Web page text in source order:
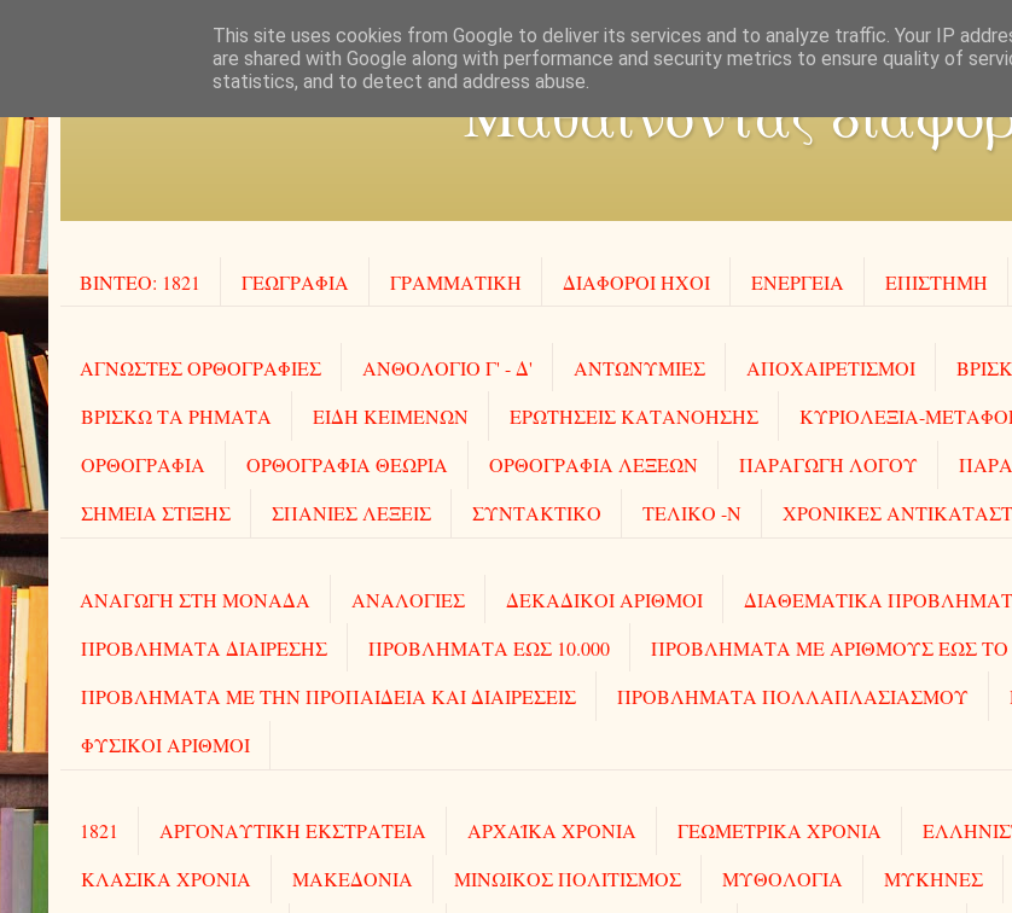
Μαθαίνοντας
ΒΙΝΤΕΟ: 1821 ΓΕΩΓΡΑΦΙΑ ΓΡΑΜΜΑΤΙΚΗ ΔΙΑΦΟΡΟΙ ΗΧΟΙ ΕΝΕΡΓΕΙΑ ΕΠΙΣΤΗΜΗ
ΑΓΝΩΣΤΕΣ ΟΡΘΟΓΡΑΦΙΕΣ ΑΝΘΟΛΟΓΙΟ Γ' - Δ' ΑΝΤΩΝΥΜΙΕΣ ΑΠΟΧΑΙΡΕΤΙΣΜΟΙ
ΒΡΙΣΚΩ ΤΑ ΡΗΜΑΤΑ
ΕΙΔΗ ΚΕΙΜΕΝΩΝ ΕΡΩΤΗΣΕΙΣ ΚΑΤΑΝΟΗΣΗΣ ΚΥΡΙΟΛΕΞΙΑ-
ΟΡΘΟΓΡΑΦΙΑ
ΟΡΘΟΓΡΑΦΙΑ ΘΕΩΡΙΑ ΟΡΘΟΓΡΑΦΙΑ ΛΕΞΕΩΝ ΠΑΡΑΓΩΓΗ ΛΟΓΟΥ
ΣΗΜΕΙΑ ΣΤΙΞΗΣ
ΣΠΑΝΙΕΣ ΛΕΞΕΙΣ ΣΥΝΤΑΚΤΙΚΟ ΤΕΛΙΚΟ -Ν ΧΡΟΝΙΚΕΣ
ΑΝΑΓΩΓΗ ΣΤΗ ΜΟΝΑΔΑ ΑΝΑΛΟΓΙΕΣ ΔΕΚΑΔΙΚΟΙ ΑΡΙΘΜΟΙ ΔΙΑΘΕΜΑΤΙΚΑ
ΠΡΟΒΛΗΜΑΤΑ ΔΙΑΙΡΕΣΗΣ
ΠΡΟΒΛΗΜΑΤΑ ΕΩΣ 10.000 ΠΡΟΒΛΗΜΑΤΑ ΜΕ ΑΡΙΘΜΟΥΣ ΕΩΣ ΤΟ
ΠΡΟΒΛΗΜΑΤΑ ΜΕ ΤΗΝ ΠΡΟΠΑΙΔΕΙΑ ΚΑΙ ΔΙΑΙΡΕΣΕΙΣ
ΠΡΟΒΛΗΜΑΤΑ ΠΟΛΛΑΠΛΑΣΙΑΣΜΟΥ
ΦΥΣΙΚΟΙ ΑΡΙΘΜΟΙ
1821 ΑΡΓΟΝΑΥΤΙΚΗ ΕΚΣΤΡΑΤΕΙΑ ΑΡΧΑΪΚΑ ΧΡΟΝΙΑ ΓΕΩΜΕΤΡΙΚΑ ΧΡΟΝΙΑ
ΚΛΑΣΙΚΑ ΧΡΟΝΙΑ
ΜΑΚΕΔΟΝΙΑ ΜΙΝΩΙΚΟΣ ΠΟΛΙΤΙΣΜΟΣ ΜΥΘΟΛΟΓΙΑ ΜΥΚΗΝΕΣ
This site uses cookies from Google to deliver its services and to analyze traffic. Your IP
are shared with Google along with performance and security metrics to ensure quality of
statistics, and to detect and address abuse.